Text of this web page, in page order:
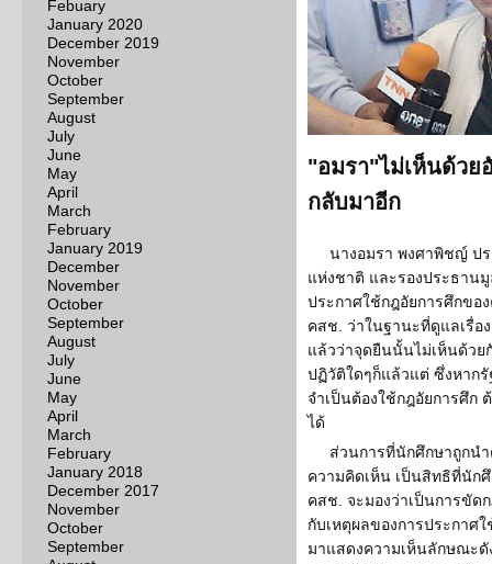
Febuary
January 2020
December 2019
November
October
September
August
July
June
May
April
March
February
January 2019
December
November
October
September
August
July
June
May
April
March
February
January 2018
December 2017
November
October
September
"อมรา"ไม่เห็นด้วย
กลับมาอีก
นางอมรา พงศาพิชญ์ ป
แห่งชาติ และรองประธาน
ประกาศใช้กฎอัยการศึกขอ
คสช. ว่าในฐานะที่ดูแลเรื่อ
แล้วว่าจุดยืนนั้นไม่เห็นด้วย
ปฏิวัติใดๆก็แล้วแต่ ซึ่งหาก
จำเป็นต้องใช้กฎอัยการศึก
ได้
ส่วนการที่นักศึกษาถูกน
ความคิดเห็น เป็นสิทธิที่นัก
คสช. จะมองว่าเป็นการขัด
กับเหตุผลของการประกาศ
มาแสดงความเห็นลักษณะดั